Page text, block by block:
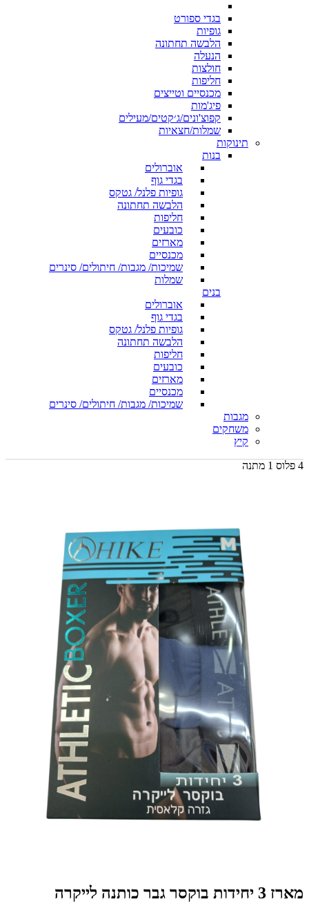
בגדי ספורט
גופיות
הלבשה תחתונה
הנעלה
חולצות
חליפות
מכנסיים וטייצים
פיג'מות
קפוצ'ונים/ג׳קטים/מעילים
שמלות/חצאיות
תינוקות
בנות
אוברולים
בגדי גוף
גופיות פלנל/ גטקס
הלבשה תחתונה
חליפות
כובעים
מארזים
מכנסיים
שמיכות/ מגבות/ חיתולים/ סינרים
שמלות
בנים
אוברולים
בגדי גוף
גופיות פלנל/ גטקס
הלבשה תחתונה
חליפות
כובעים
מארזים
מכנסיים
שמיכות/ מגבות/ חיתולים/ סינרים
מגבות
משחקים
קיץ
4 פלוס 1 מתנה
מארז 3 יחידות בוקסר גבר כותנה לייקרה